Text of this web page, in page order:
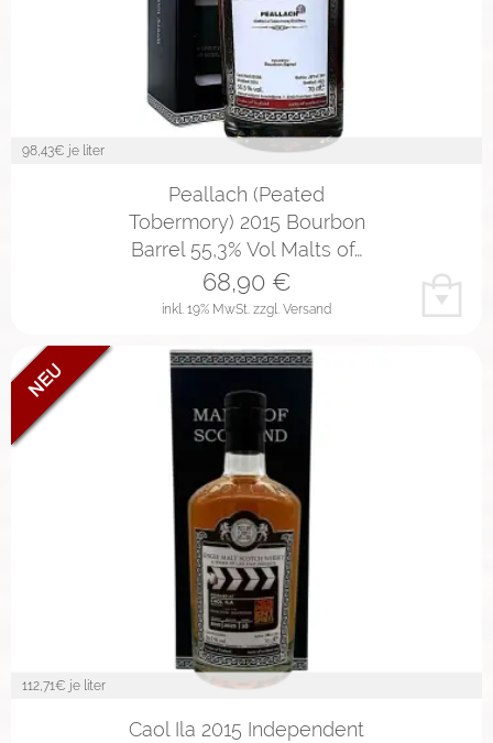
98,43€ je liter
Peallach (Peated
Tobermory) 2015 Bourbon
Barrel 55,3% Vol Malts of…
inkl. 19% MwSt. zzgl. Versand
68,90€
112,71€ je liter
Caol Ila 2015 Independent